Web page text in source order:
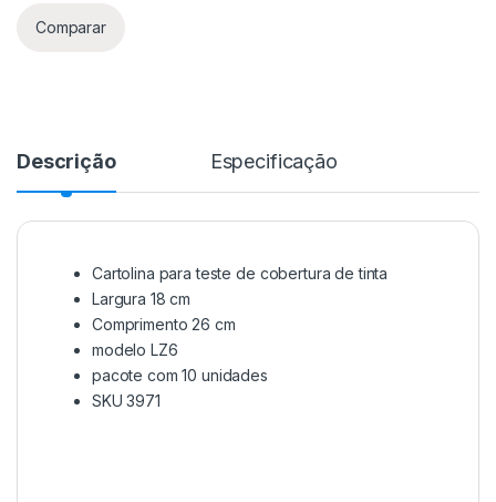
Comparar
Descrição Especificação
Cartolina para teste de cobertura de tinta
Largura 18 cm
Comprimento 26 cm
modelo LZ6
pacote com 10 unidades
SKU 3971